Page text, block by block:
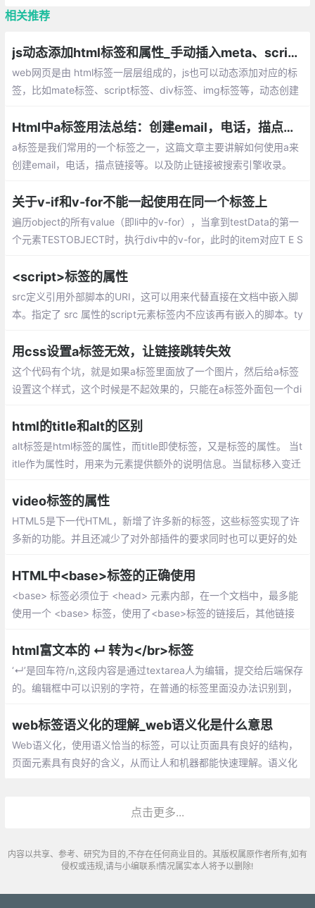
相关推荐
js动态添加html标签和属性_手动插入meta、script、div、img等标签
web网页是由 html标签一层层组成的，js也可以动态添加对应的标
签，比如mate标签、script标签、div标签、img标签等，动态创建
Html中a标签用法总结：创建email，电话，描点链接等。以及防止链接被搜索引擎收录
a标签是我们常用的一个标签之一，这篇文章主要讲解如何使用a来
创建email，电话，描点链接等。以及防止链接被搜索引擎收录。
关于v-if和v-for不能一起使用在同一个标签上
遍历object的所有value（即li中的v-for），当拿到testData的第一
个元素TESTOBJECT时，执行div中的v-for，此时的item对应T E S
是否是array，很显然每次判断都是object
<script>标签的属性
src定义引用外部脚本的URI，这可以用来代替直接在文档中嵌入脚
本。指定了 src 属性的script元素标签内不应该再有嵌入的脚本。ty
用css设置a标签无效，让链接跳转失效
这个代码有个坑，就是如果a标签里面放了一个图片，然后给a标签
设置这个样式，这个时候是不起效果的，只能在a标签外面包一个di
html的title和alt的区别
alt标签是html标签的属性，而title即使标签，又是标签的属性。 当t
itle作为属性时，用来为元素提供额外的说明信息。当鼠标移入变迁
video标签的属性
HTML5是下一代HTML，新增了许多新的标签，这些标签实现了许
多新的功能。并且还减少了对外部插件的要求同时也可以更好的处
播放视频的效果。
HTML中<base>标签的正确使用
<base> 标签必须位于 <head> 元素内部，在一个文档中，最多能
使用一个 <base> 标签，使用了<base>标签的链接后，其他链接
html富文本的 ↵ 转为</br>标签
‘↵’是回车符/n,这段内容是通过textarea人为编辑，提交给后端保存
的。编辑框中可以识别的字符，在普通的标签里面没办法识别到，
web标签语义化的理解_web语义化是什么意思
Web语义化，使用语义恰当的标签，可以让页面具有良好的结构，
页面元素具有良好的含义，从而让人和机器都能快速理解。语义化
点击更多...
内容以共享、参考、研究为目的,不存在任何商业目的。其版权属原作者所有,如有
侵权或违规,请与小编联系!情况属实本人将予以删除!